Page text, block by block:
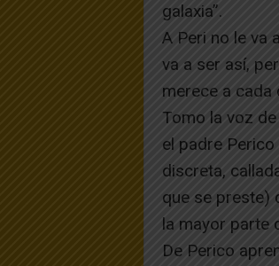
galaxia”.
A Peri no le va
va a ser así,
merece a cada
Tomo la voz
el padre
discreta,
que se preste)
la mayor parte
De Perico